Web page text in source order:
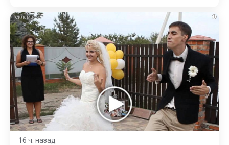
i
16 ч. назад